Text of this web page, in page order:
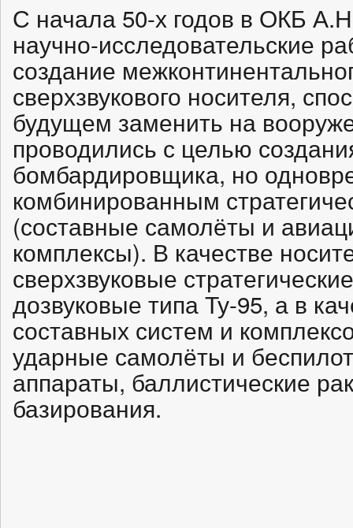
С начала 50-х годов в ОКБ
научно-исследовательские
создание
сверхзвукового носителя,
будущем заменить на
проводились с целью
бомбардировщика, но
комбинированным
(составные самолёты и
комплексы). В качестве
сверхзвуковые
дозвуковые типа Ту-95, а в
составных систем и
ударные самолёты и
аппараты, баллистические
базирования.